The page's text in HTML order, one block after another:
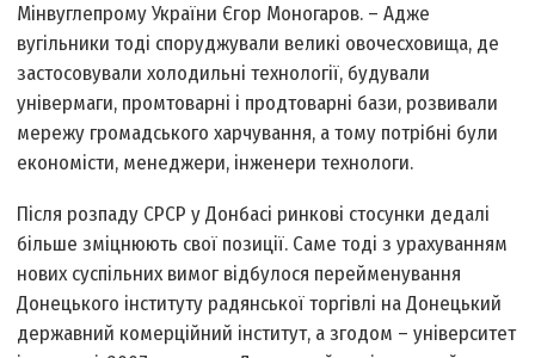
Мінвуглепрому України Єгор Моногаров. – Адже
вугільники тоді споруджували великі овочесховища, де
застосовували холодильні технології, будували
універмаги, промтоварні і продтоварні бази, розвивали
мережу громадського харчування, а тому потрібні були
економісти, менеджери, інженери технологи.
Після розпаду СРСР у Донбасі ринкові стосунки дедалі
більше зміцнюють свої позиції. Саме тоді з урахуванням
нових суспільних вимог відбулося перейменування
Донецького інституту радянської торгівлі на Донецький
державний комерційний інститут, а згодом – університет